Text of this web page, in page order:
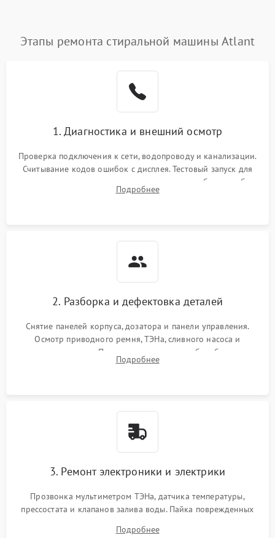
Этапы ремонта стиральной машины Atlant
1. Диагностика и внешний осмотр
Проверка подключения к сети, водопроводу и канализации.
Считывание кодов ошибок с дисплея. Тестовый запуск для
выявления посторонних шумов, протечек или сбоев в работе
электронного модуля управления.
Подробнее
2. Разборка и дефектовка деталей
Снятие панелей корпуса, дозатора и панели управления.
Осмотр приводного ремня, ТЭНа, сливного насоса и
амортизаторов. Проверка подшипников барабана и
крестовины на износ, а манжеты люка на разрывы.
Подробнее
3. Ремонт электроники и электрики
Прозвонка мультиметром ТЭНа, датчика температуры,
прессостата и клапанов залива воды. Пайка поврежденных
Восстановление целостности проводки и контактов.
Подробнее